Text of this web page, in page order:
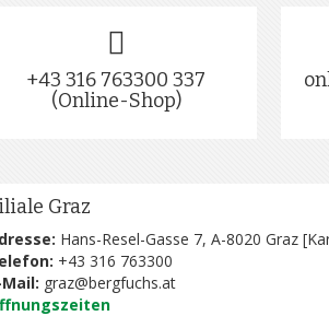
+43 316 763300 337
(Online-Shop)
Graz
Hans-Resel-Gasse 7, A-8020 Graz [
+43 316 763300
Mail: graz@bergfuchs.at